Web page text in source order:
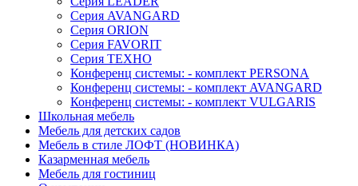
Серия AVANGARD
Серия ORION
Серия FAVORIT
Серия ТЕХНО
Конференц системы: - комплект PERSONA
Конференц системы: - комплект AVANGARD
Конференц системы: - комплект VULGARIS
Школьная мебель
Мебель для детских садов
Мебель в стиле ЛОФТ (НОВИНКА)
Казарменная мебель
Мебель для гостиниц